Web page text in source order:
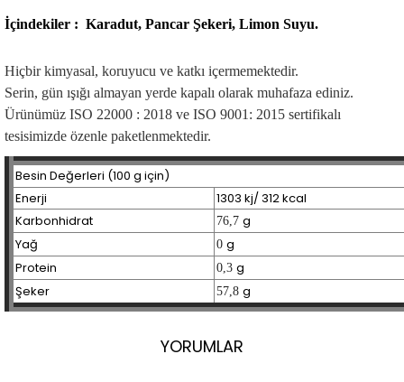
İçindekiler : Karadut, Pancar Şekeri, Limon Suyu.
Hiçbir kimyasal, koruyucu ve katkı içermemektedir.
Serin, gün ışığı almayan yerde kapalı olarak muhafaza ediniz.
Ürünümüz ISO 22000 : 2018 ve ISO 9001: 2015 sertifikalı
tesisimizde özenle paketlenmektedir.
Besin Değerleri (100 g için)
Enerji
1303 kj/ 312 kcal
Karbonhidrat
76,7 g
Yağ
0 g
Protein
0,3 g
Şeker
57,8 g
YORUMLAR